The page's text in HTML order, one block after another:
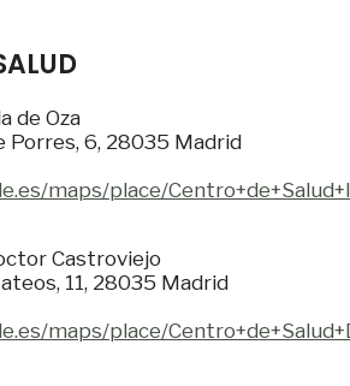
de Oza
Porres, 6, 28035 Madrid
maps/place/
Castroviejo
11, 28035 Madrid
maps/place/